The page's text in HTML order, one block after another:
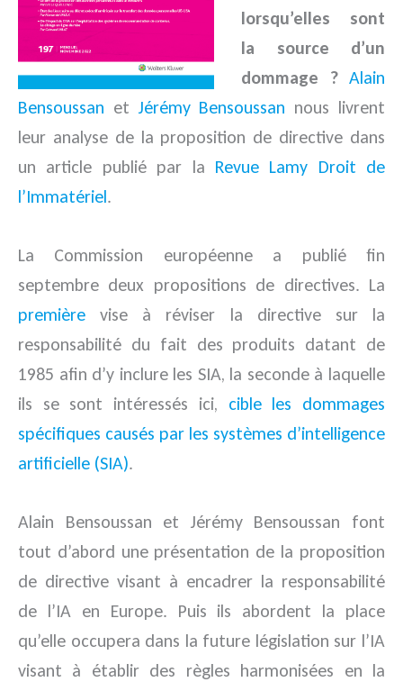
lorsqu’elles sont
la source d’un
dommage ? Alain
Bensoussan et Jérémy Bensoussan nous livrent
leur analyse de la proposition de directive dans
un article publié par la Revue Lamy Droit de
l’Immatériel.
La Commission européenne a publié fin
septembre deux propositions de directives. La
première vise à réviser la directive sur la
responsabilité du fait des produits datant de
1985 afin d’y inclure les SIA, la seconde à laquelle
ils se sont intéressés ici, cible les dommages
spécifiques causés par les systèmes d’intelligence
artificielle (SIA).
Alain Bensoussan et Jérémy Bensoussan font
tout d’abord une présentation de la proposition
de directive visant à encadrer la responsabilité
de l’IA en Europe. Puis ils abordent la place
qu’elle occupera dans la future législation sur l’IA
visant à établir des règles harmonisées en la